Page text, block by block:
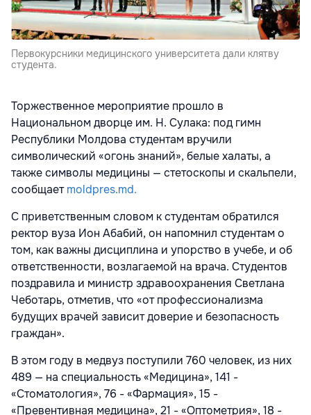
Первокурсники медицинского университета дали клятву
студента.
Торжественное мероприятие прошло в
Национальном дворце им. Н. Сулака: под гимн
Республики Молдова студентам вручили
символический «огонь знаний», белые халаты, а
также символы медицины — стетоскопы и скальпели,
сообщаетmoldpres.md.
С приветственным словом к студентам обратился
ректор вуза Ион Абабий, он напомнил студентам о
том, как важны дисциплина и упорство в учебе, и об
ответственности, возлагаемой на врача. Студентов
поздравила и министр здравоохранения Светлана
Чеботарь, отметив, что «от профессионализма
будущих врачей зависит доверие и безопасность
граждан».
В этом году в медвуз поступили 760 человек, из них
489 — на специальность «Медицина», 141 -
«Стоматология», 76 - «Фармация», 15 -
«Превентивная медицина», 21 - «Оптометрия», 18 -